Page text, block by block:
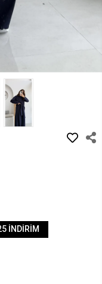
İNDİRİM